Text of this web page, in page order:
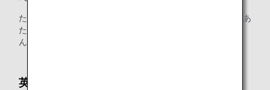
ただし、日本到着後に国際線へお乗り継ぎの場合は、1容器あ
たり100ミリリットルを超える液体物は機内に持ち込めませ
んのでご注意ください。
英国からご出発の場合